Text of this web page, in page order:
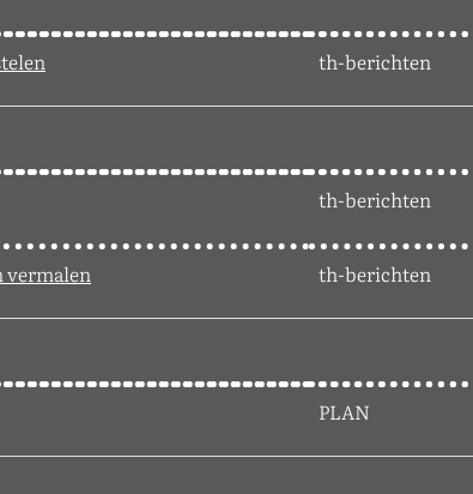
th-berichten
th-berichten
vermalen th-berichten
PLAN